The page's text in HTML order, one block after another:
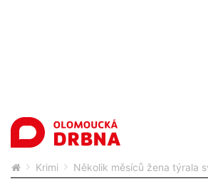
Krimi Několik měsíců žena týrala